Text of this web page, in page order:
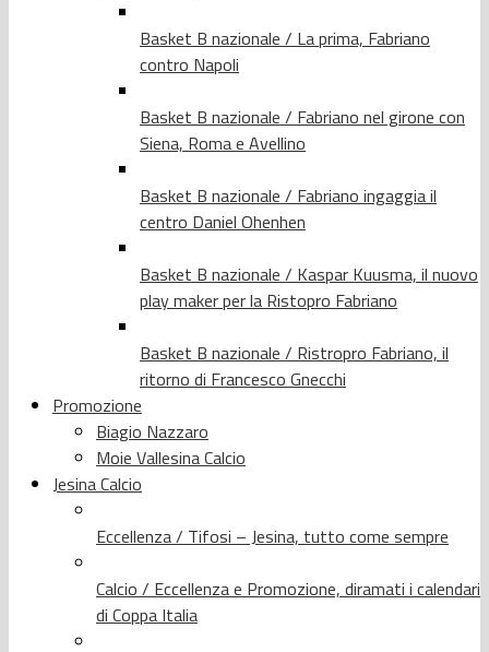
Basket B nazionale / La prima, Fabriano
contro Napoli
Basket B nazionale / Fabriano nel girone con
Siena, Roma e Avellino
Basket B nazionale / Fabriano ingaggia il
centro Daniel Ohenhen
Basket B nazionale / Kaspar Kuusma, il nuovo
play maker per la Ristopro Fabriano
Basket B nazionale / Ristropro Fabriano, il
ritorno di Francesco Gnecchi
Promozione
Biagio Nazzaro
Moie Vallesina Calcio
Jesina Calcio
Eccellenza / Tifosi – Jesina, tutto come sempre
Calcio / Eccellenza e Promozione, diramati i calendari
di Coppa Italia